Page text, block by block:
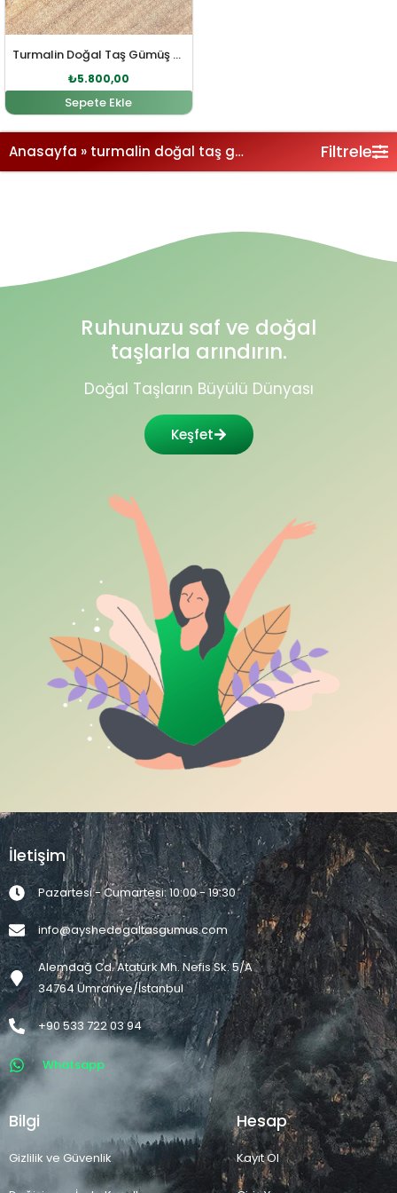
Turmalin Doğal Taş Gümüş Bileklik
₺5.800,00
Sepete Ekle
Anasayfa » turmalin doğal taş gümüş bileklik Filtrele
Ruhunuzu saf ve doğal
taşlarla arındırın.
Doğal Taşların Büyülü Dünyası
Keşfet
İletişim
Pazartesi - Cumartesi: 10:00 - 19:30
info@ayshedogaltasgumus.com
Alemdağ Cd. Atatürk Mh. Nefis Sk. 5/A
34764 Ümraniye/İstanbul
+90 533 722 03 94
Whatsapp
Bilgi
Gizlilik ve Güvenlik
Hesap
Kayıt Ol